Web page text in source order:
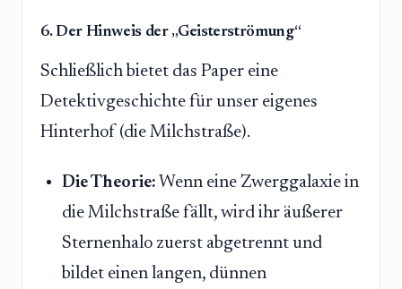
6. Der Hinweis der „Geisterströmung“
Schließlich bietet das Paper eine
Detektivgeschichte für unser eigenes
Hinterhof (die Milchstraße).
Die Theorie: Wenn eine Zwerggalaxie in
die Milchstraße fällt, wird ihr äußerer
Sternenhalo zuerst abgetrennt und
bildet einen langen, dünnen